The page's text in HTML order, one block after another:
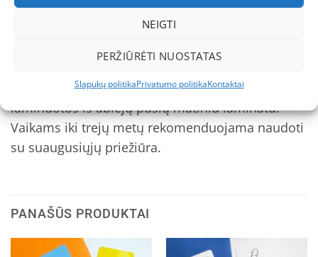
NEIGTI
PERŽIŪRĖTI NUOSTATAS
Slapukų politikaPrivatumo politikaKontaktai
Kortelėse pavaizduotos aukštos kokybės realios
gyvūnų nuotraukos baltame fone.
Kortelės saugios naudoti – apvalintais kampais,
laminuotos iš abiejų pusių matiniu laminatu.
Vaikams iki trejų metų rekomenduojama naudoti
su suaugusiųjų priežiūra.
PANAŠŪS PRODUKTAI